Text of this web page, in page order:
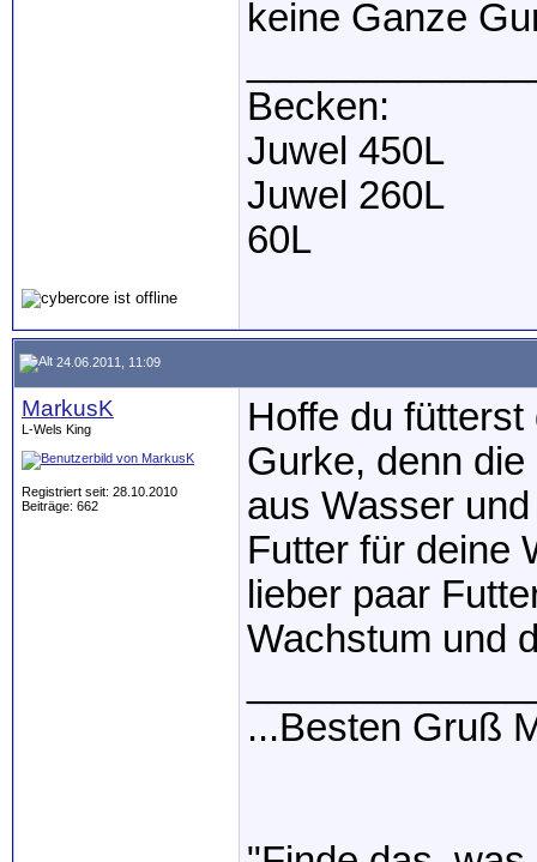
keine Ganze
Becken:
Juwel 450L
Juwel 260L
60L
24.06.2011, 11:09
MarkusK
L-Wels King
Registriert seit: 28.10.2010
Beiträge: 662
Hoffe du
Gurke, denn
aus Wasser
Futter für deine
lieber paar
Wachstum und
...Besten Gruß